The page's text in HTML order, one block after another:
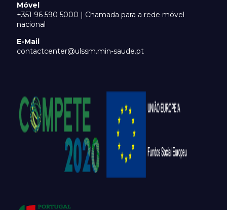
Móvel
+351 96 590 5000 | Chamada para a rede móvel
nacional
E-Mail
contactcenter@ulssm.min-saude.pt